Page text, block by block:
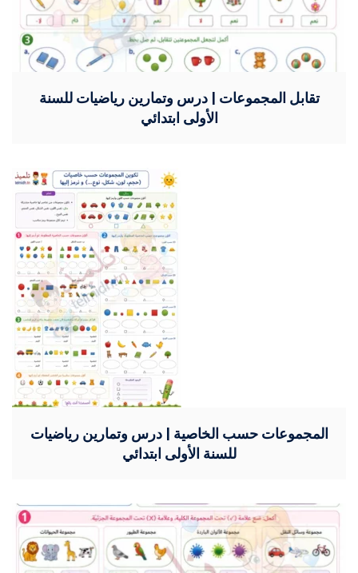
تقابل المجموعات | درس وتمارين رياضيات للسنة
الأولى ابتدائي
المجموعات حسب الخاصية | درس وتمارين رياضيات
للسنة الأولى ابتدائي